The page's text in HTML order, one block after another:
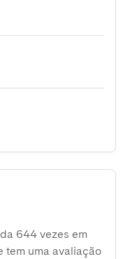
644 vezes em
tem uma avaliação